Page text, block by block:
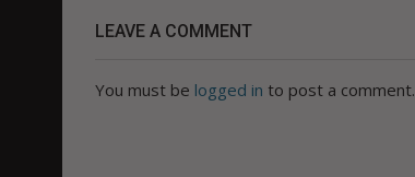
LEAVE A COMMENT
You must be logged in to post a comment.